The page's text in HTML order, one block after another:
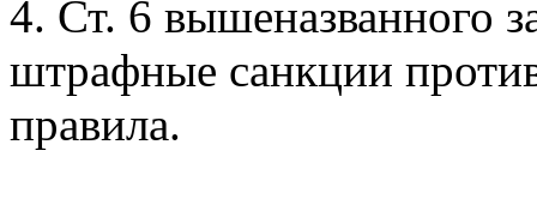
4. Ст. 6 вышеназванного
штрафные санкции
правила.